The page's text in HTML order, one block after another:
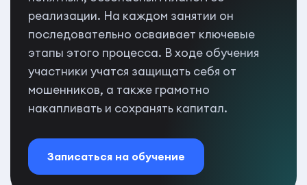
реализации. На каждом занятии он
последовательно осваивает ключевые
этапы этого процесса. В ходе обучения
участники учатся защищать себя от
мошенников, а также грамотно
накапливать и сохранять капитал.
Записаться на обучение